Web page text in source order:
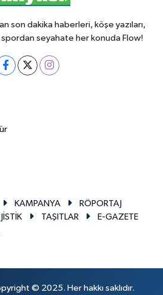
son dakika haberleri, köşe yazıları,
seyahate her konuda Flow!
KAMPANYA
RÖPORTAJ
TAŞITLAR
E-GAZETE
© 2025. Her hakkı saklıdır.